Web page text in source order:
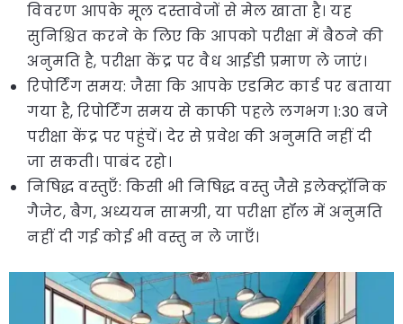
विवरण आपके मूल दस्तावेजों से मेल खाता है। यह
सुनिश्चित करने के लिए कि आपको परीक्षा में बैठने की
अनुमति है, परीक्षा केंद्र पर वैध आईडी प्रमाण ले जाएं।
रिपोर्टिंग समय: जैसा कि आपके एडमिट कार्डपर बताया
गया है, रिपोर्टिंग समय से काफी पहले लगभग 1:30 बजे
परीक्षा केंद्र पर पहुंचें। देर से प्रवेश की अनुमति नहीं दी
जा सकती। पाबंद रहो।
निषिद्ध वस्तुएँ: किसी भी निषिद्ध वस्तु जैसे इलेक्ट्रॉनिक
गैजेट, बैग, अध्ययन सामग्री, या परीक्षा हॉल में अनुमति
नहीं दी गई कोई भी वस्तु न ले जाएँ।